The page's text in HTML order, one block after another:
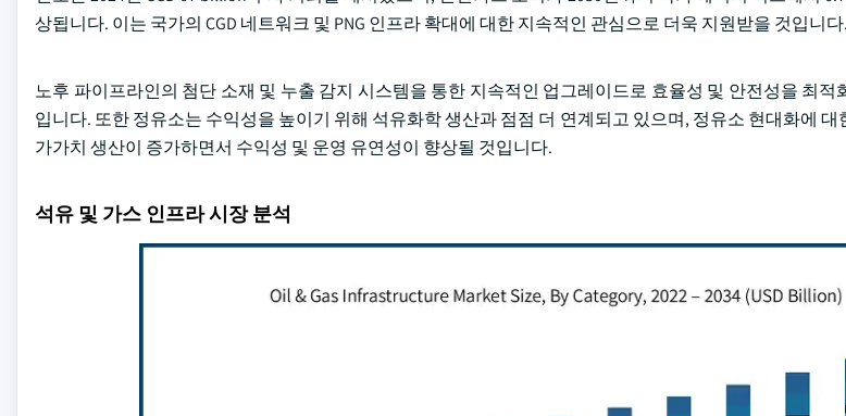
상됩니다. 이는 국가의 CGD 네트워크 및 PNG 인프라 확대에 대한 지속적인 관심으로 더욱 지원받을 것입니다.
노후 파이프라인의 첨단 소재 및 누출 감지 시스템을 통한 지속적인 업그레이드로 효율성 및 안전성을 최적
입니다. 또한 정유소는 수익성을 높이기 위해 석유화학 생산과 점점 더 연계되고 있으며, 정유소 현대화에
가가치 생산이 증가하면서 수익성 및 운영 유연성이 향상될 것입니다.
석유 및 가스 인프라 시장 분석